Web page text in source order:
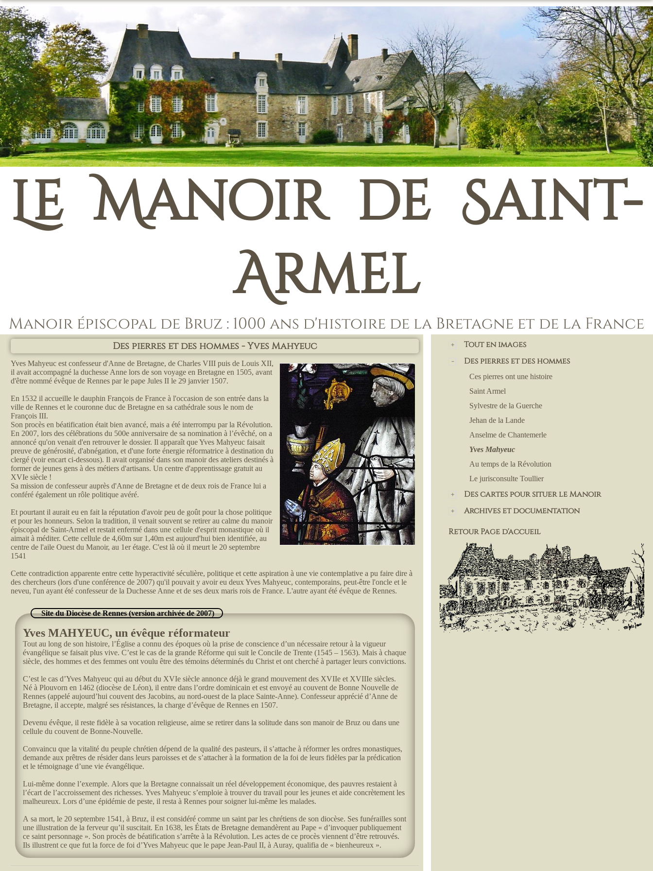
Le Manoir de Saint-
Armel
Manoir épiscopal de Bruz : 1000 ans d'histoire de la Bretagne et de la France
Des pierres et des hommes - Yves Mahyeuc
Yves Mahyeuc est confesseur d'Anne de Bretagne, de Charles VIII puis de Louis XII,
il avait accompagné la duchesse Anne lors de son voyage en Bretagne en 1505, avant
d'être nommé évêque de Rennes par le pape Jules II le 29 janvier 1507.
En 1532 il accueille le dauphin François de France à l'occasion de son entrée dans la
ville de Rennes et le couronne duc de Bretagne en sa cathédrale sous le nom de
François III.
Son procès en béatification était bien avancé, mais a été interrompu par la Révolution.
En 2007, lors des célébrations du 500e anniversaire de sa nomination à l’évêché, on a
annoncé qu'on venait d'en retrouver le dossier. Il apparaît que Yves Mahyeuc faisait
preuve de générosité, d'abnégation, et d'une forte énergie réformatrice à destination du
clergé (voir encart ci-dessous). Il avait organisé dans son manoir des ateliers destinés à
former de jeunes gens à des métiers d'artisans. Un centre d'apprentissage gratuit au
XVIe siècle !
Sa mission de confesseur auprès d'Anne de Bretagne et de deux rois de France lui a
conféré également un rôle politique avéré.
Et pourtant il aurait eu en fait la réputation d'avoir peu de goût pour la chose politique
et pour les honneurs. Selon la tradition, il venait souvent se retirer au calme du manoir
épiscopal de Saint-Armel et restait enfermé dans une cellule d'esprit monastique où il
aimait à méditer. Cette cellule de 4,60m sur 1,40m est aujourd'hui bien identifiée, au
centre de l'aile Ouest du Manoir, au 1er étage. C'est là où il meurt le 20 septembre
1541
Cette contradiction apparente entre cette hyperactivité séculière, politique et cette aspiration à une vie contemplative a pu faire dire à
des chercheurs (lors d'une conférence de 2007) qu'il pouvait y avoir eu deux Yves Mahyeuc, contemporains, peut-être l'oncle et le
neveu, l'un ayant été confesseur de la Duchesse Anne et de ses deux maris rois de France. L'autre ayant été évêque de Rennes.
Site du Diocèse de Rennes (version archivée de 2007)
Yves MAHYEUC, un évêque réformateur
Tout au long de son histoire, l’Église a connu des époques où la prise de conscience d’un nécessaire retour à la vigueur
évangélique se faisait plus vive. C’est le cas de la grande Réforme qui suit le Concile de Trente (1545 – 1563). Mais à chaque
siècle, des hommes et des femmes ont voulu être des témoins déterminés du Christ et ont cherché à partager leurs convictions.
C’est le cas d’Yves Mahyeuc qui au début du XVIe siècle annonce déjà le grand mouvement des XVIIe et XVIIIe siècles.
Né à Plouvorn en 1462 (diocèse de Léon), il entre dans l’ordre dominicain et est envoyé au couvent de Bonne Nouvelle de
Rennes (appelé aujourd’hui couvent des Jacobins, au nord-ouest de la place Sainte-Anne). Confesseur apprécié d’Anne de
Bretagne, il accepte, malgré ses résistances, la charge d’évêque de Rennes en 1507.
Devenu évêque, il reste fidèle à sa vocation religieuse, aime se retirer dans la solitude dans son manoir de Bruz ou dans une
cellule du couvent de Bonne-Nouvelle.
Convaincu que la vitalité du peuple chrétien dépend de la qualité des pasteurs, il s’attache à réformer les ordres monastiques,
demande aux prêtres de résider dans leurs paroisses et de s’attacher à la formation de la foi de leurs fidèles par la prédication
et le témoignage d’une vie évangélique.
Lui-même donne l’exemple. Alors que la Bretagne connaissait un réel développement économique, des pauvres restaient à
l’écart de l’accroissement des richesses. Yves Mahyeuc s’emploie à trouver du travail pour les jeunes et aide concrètement les
malheureux. Lors d’une épidémie de peste, il resta à Rennes pour soigner lui-même les malades.
A sa mort, le 20 septembre 1541, à Bruz, il est considéré comme un saint par les chrétiens de son diocèse. Ses funérailles sont
une illustration de la ferveur qu’il suscitait. En 1638, les États de Bretagne demandèrent au Pape « d’invoquer publiquement
ce saint personnage ». Son procès de béatification s’arrête à la Révolution. Les actes de ce procès viennent d’être retrouvés.
Ils illustrent ce que fut la force de foi d’Yves Mahyeuc que le pape Jean-Paul II, à Auray, qualifia de « bienheureux ».
Tout en images
Des pierres et des hommes
Ces pierres ont une histoire
Saint Armel
Sylvestre de la Guerche
Jehan de la Lande
Anselme de Chantemerle
Yves Mahyeuc
Au temps de la Révolution
Le jurisconsulte Toullier
Des cartes pour situer le Manoir
Archives et documentation
Retour Page d'accueil